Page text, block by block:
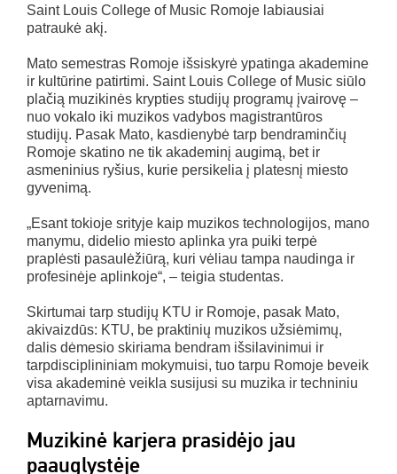
Saint Louis College of Music Romoje labiausiai
patraukė akį.
Mato semestras Romoje išsiskyrė ypatinga akademine
ir kultūrine patirtimi. Saint Louis College of Music siūlo
plačią muzikinės krypties studijų programų įvairovę –
nuo vokalo iki muzikos vadybos magistrantūros
studijų. Pasak Mato, kasdienybė tarp bendraminčių
Romoje skatino ne tik akademinį augimą, bet ir
asmeninius ryšius, kurie persikelia į platesnį miesto
gyvenimą.
„Esant tokioje srityje kaip muzikos technologijos, mano
manymu, didelio miesto aplinka yra puiki terpė
praplėsti pasaulėžiūrą, kuri vėliau tampa naudinga ir
profesinėje aplinkoje“, – teigia studentas.
Skirtumai tarp studijų KTU ir Romoje, pasak Mato,
akivaizdūs: KTU, be praktinių muzikos užsiėmimų,
dalis dėmesio skiriama bendram išsilavinimui ir
tarpdisciplininiam mokymuisi, tuo tarpu Romoje beveik
visa akademinė veikla susijusi su muzika ir techniniu
aptarnavimu.
Muzikinė karjera prasidėjo jau
paauglystėje